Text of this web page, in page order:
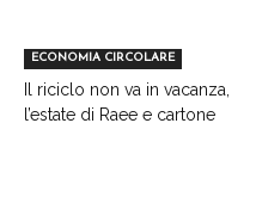
ECONOMIA CIRCOLARE
Il riciclo non va in vacanza,
l’estate di Raee e cartone